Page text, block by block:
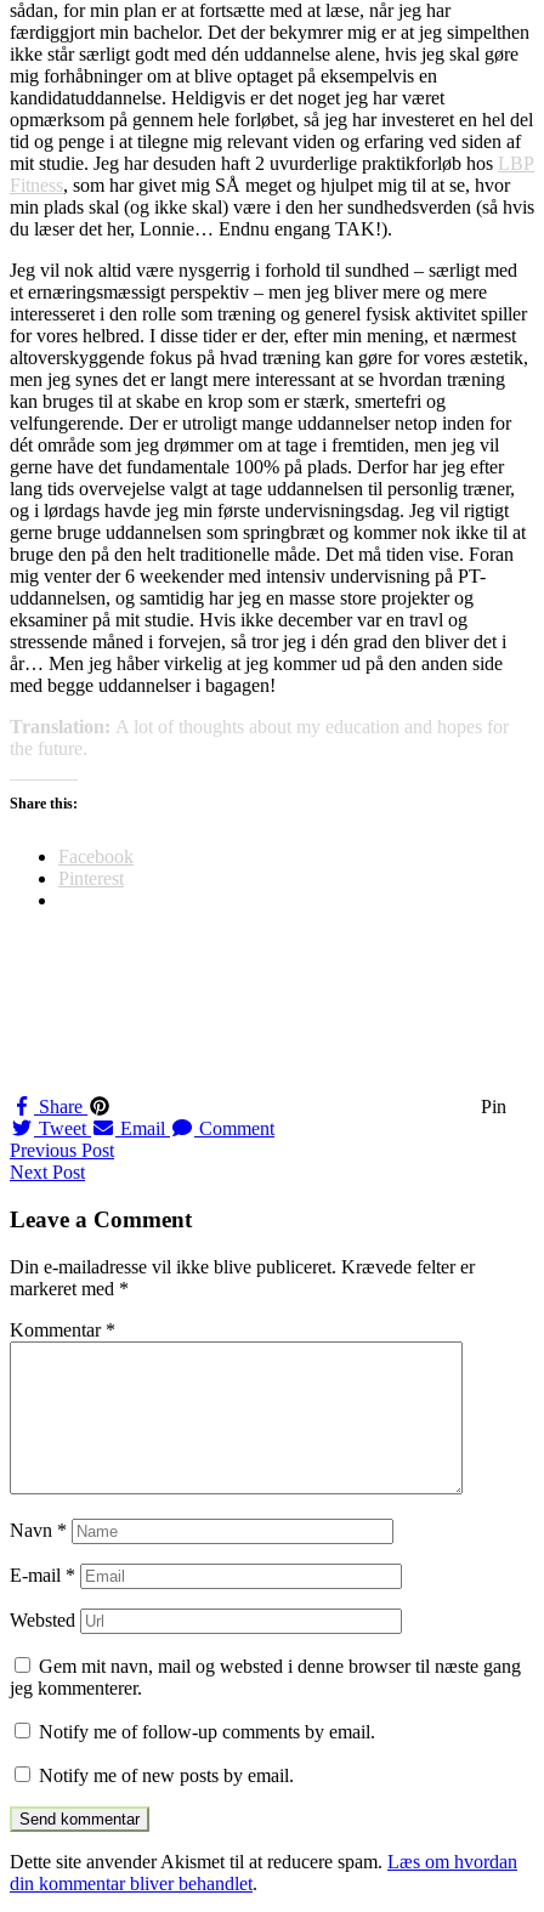
sådan, for min plan er at fortsætte med at læse, når jeg har
færdiggjort min bachelor. Det der bekymrer mig er at jeg simpelthen
ikke står særligt godt med dén uddannelse alene, hvis jeg skal gøre
mig forhåbninger om at blive optaget på eksempelvis en
kandidatuddannelse. Heldigvis er det noget jeg har været
opmærksom på gennem hele forløbet, så jeg har investeret en hel del
tid og penge i at tilegne mig relevant viden og erfaring ved siden af
mit studie. Jeg har desuden haft 2 uvurderlige praktikforløb hos LBP
Fitness, som har givet mig SÅ meget og hjulpet mig til at se, hvor
min plads skal (og ikke skal) være i den her sundhedsverden (så hvis
du læser det her, Lonnie… Endnu engang TAK!).
Jeg vil nok altid være nysgerrig i forhold til sundhed – særligt med
et ernæringsmæssigt perspektiv – men jeg bliver mere og mere
interesseret i den rolle som træning og generel fysisk aktivitet spiller
for vores helbred. I disse tider er der, efter min mening, et nærmest
altoverskyggende fokus på hvad træning kan gøre for vores æstetik,
men jeg synes det er langt mere interessant at se hvordan træning
kan bruges til at skabe en krop som er stærk, smertefri og
velfungerende. Der er utroligt mange uddannelser netop inden for
dét område som jeg drømmer om at tage i fremtiden, men jeg vil
gerne have det fundamentale 100% på plads. Derfor har jeg efter
lang tids overvejelse valgt at tage uddannelsen til personlig træner,
og i lørdags havde jeg min første undervisningsdag. Jeg vil rigtigt
gerne bruge uddannelsen som springbræt og kommer nok ikke til at
bruge den på den helt traditionelle måde. Det må tiden vise. Foran
mig venter der 6 weekender med intensiv undervisning på PT-
uddannelsen, og samtidig har jeg en masse store projekter og
eksaminer på mit studie. Hvis ikke december var en travl og
stressende måned i forvejen, så tror jeg i dén grad den bliver det i
år… Men jeg håber virkelig at jeg kommer ud på den anden side
med begge uddannelser i bagagen!
Translation: A lot of thoughts about my education and hopes for
the future.
Share this:
Facebook
Pinterest
Share
Pin
Tweet
Email Comment
Navigation
til
indlæg
Previous Post
Next Post
Leave a Comment
Din e-mailadresse vil ikke blive publiceret. Krævede felter er
markeret med *
Kommentar *
Navn *
E-mail *
Websted
Gem mit navn, mail og websted i denne browser til næste gang
jeg kommenterer.
Notify me of follow-up comments by email.
Notify me of new posts by email.
Dette site anvender Akismet til at reducere spam. Læs om hvordan
din kommentar bliver behandlet.